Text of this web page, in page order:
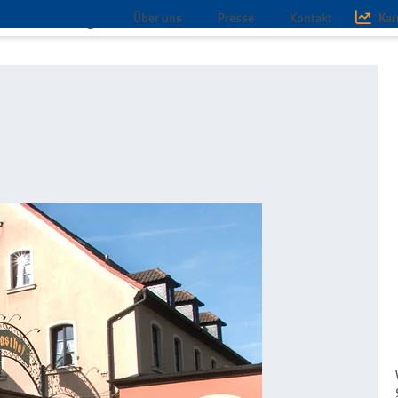
Über uns Presse Kontakt
Infothek
AKZENT Hotel Franziskaner